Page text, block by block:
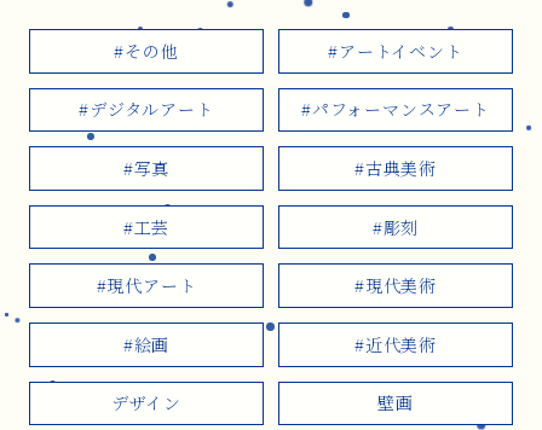
#その他 #アートイベント
#デジタルアート #パフォーマンスアート
#写真 #古典美術
#工芸 #彫刻
#現代アート #現代美術
#絵画 #近代美術
デザイン 壁画